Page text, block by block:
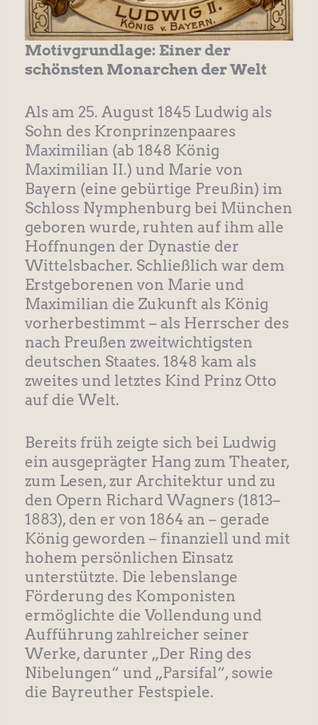
Motivgrundlage: Einer der
schönsten Monarchen der Welt
Als am 25. August 1845 Ludwig als
Sohn des Kronprinzenpaares
Maximilian (ab 1848 König
Maximilian II.) und Marie von
Bayern (eine gebürtige Preußin) im
Schloss Nymphenburg bei München
geboren wurde, ruhten auf ihm alle
Hoffnungen der Dynastie der
Wittelsbacher. Schließlich war dem
Erstgeborenen von Marie und
Maximilian die Zukunft als König
vorherbestimmt – als Herrscher des
nach Preußen zweitwichtigsten
deutschen Staates. 1848 kam als
zweites und letztes Kind Prinz Otto
auf die Welt.
Bereits früh zeigte sich bei Ludwig
ein ausgeprägter Hang zum Theater,
zum Lesen, zur Architektur und zu
den Opern Richard Wagners (1813–
1883), den er von 1864 an – gerade
König geworden – finanziell und mit
hohem persönlichen Einsatz
unterstützte. Die lebenslange
Förderung des Komponisten
ermöglichte die Vollendung und
Aufführung zahlreicher seiner
Werke, darunter „Der Ring des
Nibelungen“ und „Parsifal“, sowie
die Bayreuther Festspiele.